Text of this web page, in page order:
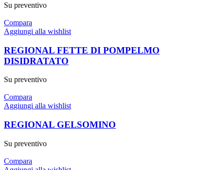
Su preventivo
Compara
Aggiungi alla wishlist
REGIONAL FETTE DI POMPELMO
DISIDRATATO
Su preventivo
Compara
Aggiungi alla wishlist
REGIONAL GELSOMINO
Su preventivo
Compara